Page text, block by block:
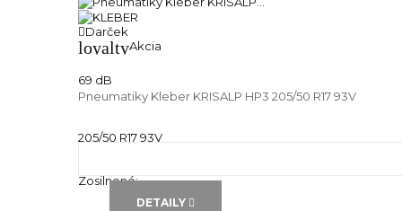
Darček
loyaltyAkcia
69 dB
Pneumatiky Kleber KRISALP HP3 205/50 R17 93V
205/50 R17 93V
Zosilnené:---
DETAILY